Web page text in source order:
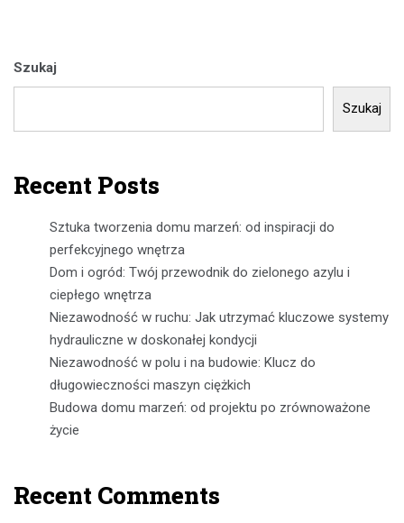
Szukaj
Szukaj
Recent Posts
Sztuka tworzenia domu marzeń: od inspiracji do
perfekcyjnego wnętrza
Dom i ogród: Twój przewodnik do zielonego azylu i
ciepłego wnętrza
Niezawodność w ruchu: Jak utrzymać kluczowe systemy
hydrauliczne w doskonałej kondycji
Niezawodność w polu i na budowie: Klucz do
długowieczności maszyn ciężkich
Budowa domu marzeń: od projektu po zrównoważone
życie
Recent Comments